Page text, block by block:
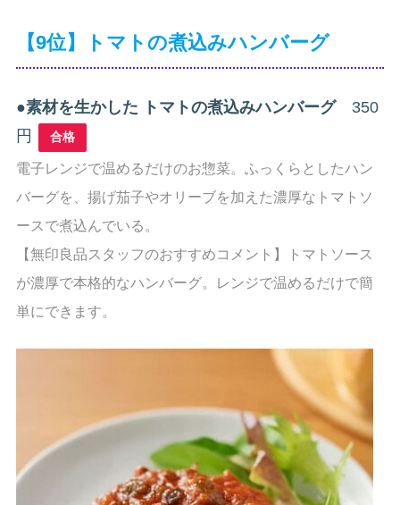
【9位】トマトの煮込みハンバーグ
●素材を生かした トマトの煮込みハンバーグ350
円
合格
電子レンジで温めるだけのお惣菜。ふっくらとしたハン
バーグを、揚げ茄子やオリーブを加えた濃厚なトマトソ
ースで煮込んでいる。
【無印良品スタッフのおすすめコメント】トマトソース
が濃厚で本格的なハンバーグ。レンジで温めるだけで簡
単にできます。